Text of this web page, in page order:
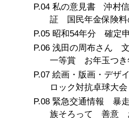
私の意見書 沖村
証 国民年金保険料
昭和54年分 確定
浅田の周布さん
一等賞 お年玉つき
絵画・版画・デザ
ロック対抗卓球大会
緊急交通情報 暴
族そろって 善意